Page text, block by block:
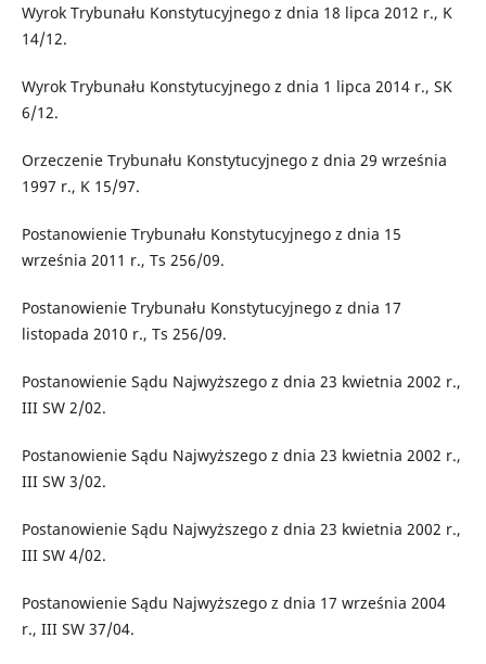
Wyrok Trybunału Konstytucyjnego z dnia 18 lipca 2012 r., K
14/12.
Wyrok Trybunału Konstytucyjnego z dnia 1 lipca 2014 r., SK
6/12.
Orzeczenie Trybunału Konstytucyjnego z dnia 29 września
1997 r., K 15/97.
Postanowienie Trybunału Konstytucyjnego z dnia 15
września 2011 r., Ts 256/09.
Postanowienie Trybunału Konstytucyjnego z dnia 17
listopada 2010 r., Ts 256/09.
Postanowienie Sądu Najwyższego z dnia 23 kwietnia 2002 r.,
III SW 2/02.
Postanowienie Sądu Najwyższego z dnia 23 kwietnia 2002 r.,
III SW 3/02.
Postanowienie Sądu Najwyższego z dnia 23 kwietnia 2002 r.,
III SW 4/02.
Postanowienie Sądu Najwyższego z dnia 17 września 2004
r., III SW 37/04.